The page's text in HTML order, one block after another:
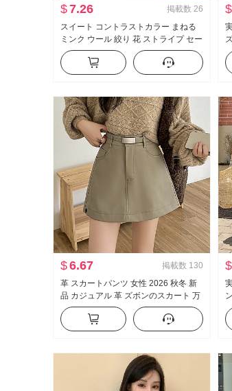
$7.26 掲載数 26
スイート コントラストカラー まねる
ミンク ウール 絞り 花 ストライプ セー
ター スリム効果 Vネック オープンカ
ラー レース ニット カーディガン
$
ル
$6.67 掲載数 130
革 スカートパンツ 女性 2026 秋冬 新
品 カジュアル 革 ズボンのスカート 万
能 スカート PUレザー ミニスカート
ハイウエスト A字 スカートパンツ
$